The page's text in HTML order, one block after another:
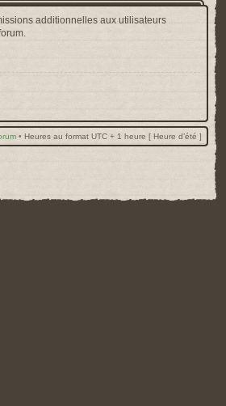
additionnelles aux utilisateurs
• Heures au format UTC + 1 heure [ Heure d’été ]